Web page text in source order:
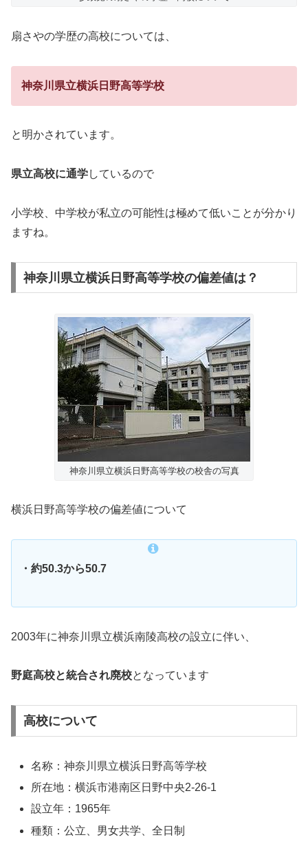
扇さやの学歴の高校については、
神奈川県立横浜日野高等学校
と明かされています。
県立高校に通学しているので
小学校、中学校が私立の可能性は極めて低いことが分かり
ますね。
神奈川県立横浜日野高等学校の偏差値は？
神奈川県立横浜日野高等学校の校舎の写真
横浜日野高等学校の偏差値について
・約50.3から50.7
2003年に神奈川県立横浜南陵高校の設立に伴い、
野庭高校と統合され廃校となっています
高校について
名称：神奈川県立横浜日野高等学校
所在地：横浜市港南区日野中央2‑26‑1
設立年：1965年
種類：公立、男女共学、全日制